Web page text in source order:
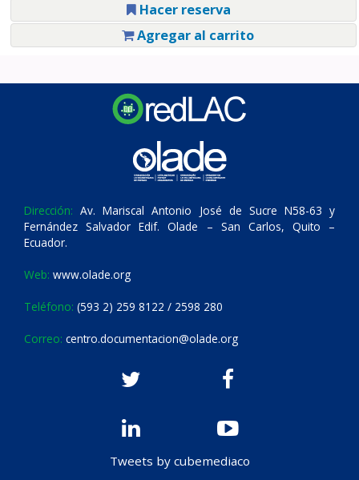
Hacer reserva
Agregar al carrito
Dirección: Av. Mariscal Antonio José de Sucre N58-63 y
Fernández Salvador Edif. Olade – San Carlos, Quito –
Ecuador.
Web: www.olade.org
Teléfono: (593 2) 259 8122 / 2598 280
Correo: centro.documentacion@olade.org
Tweets by cubemediaco